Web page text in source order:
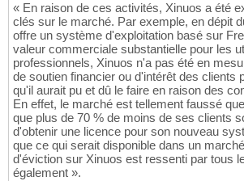
« En raison de ces activités, Xinuos a été
clés sur le marché. Par exemple, en dépit
offre un système d'exploitation basé sur
valeur commerciale substantielle pour les
professionnels, Xinuos n'a pas été en
de soutien financier ou d'intérêt des clients
qu'il aurait pu et dû le faire en raison des
En effet, le marché est tellement faussé
que plus de 70 % de moins de ses clients
d'obtenir une licence pour son nouveau
que ce qui serait disponible dans un
d'éviction sur Xinuos est ressenti par tous
également ».